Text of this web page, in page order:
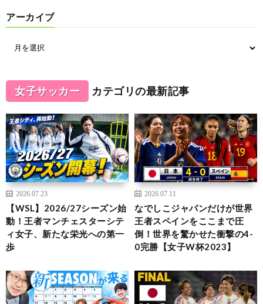
アーカイブ
女子サッカー カテゴリの最新記事
2026.07.23
【WSL】2026/27シーズン始
動！王者マンチェスターシテ
ィ女子、新たな栄光への第一
歩
2026.07.11
なでしこジャパンだけが世界
王者スペインをここまで圧
倒！世界を驚かせた衝撃の4-
0完勝【女子W杯2023】